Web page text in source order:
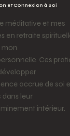
et Connexion à Soi
méditative et mes
en retraite
mon
Ces
accrue de soi
dans leur
intérieur.